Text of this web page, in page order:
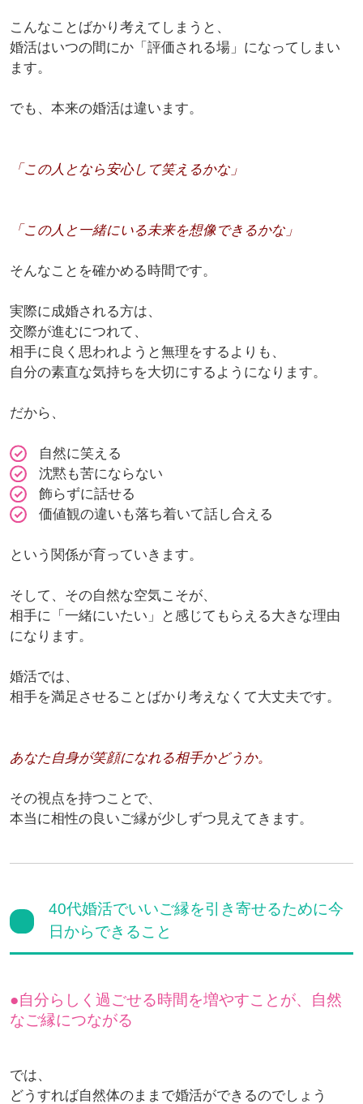
こんなことばかり考えてしまうと、
婚活はいつの間にか「評価される場」になってしまい
ます。
でも、本来の婚活は違います。
「この人となら安心して笑えるかな」
「この人と一緒にいる未来を想像できるかな」
そんなことを確かめる時間です。
実際に成婚される方は、
交際が進むにつれて、
相手に良く思われようと無理をするよりも、
自分の素直な気持ちを大切にするようになります。
だから、
自然に笑える
沈黙も苦にならない
飾らずに話せる
価値観の違いも落ち着いて話し合える
という関係が育っていきます。
そして、その自然な空気こそが、
相手に「一緒にいたい」と感じてもらえる大きな理由
になります。
婚活では、
相手を満足させることばかり考えなくて大丈夫です。
あなた自身が笑顔になれる相手かどうか。
その視点を持つことで、
本当に相性の良いご縁が少しずつ見えてきます。
40代婚活でいいご縁を引き寄せるために今
日からできること
自分らしく過ごせる時間を増やすことが、自然
なご縁につながる
では、
どうすれば自然体のままで婚活ができるのでしょう